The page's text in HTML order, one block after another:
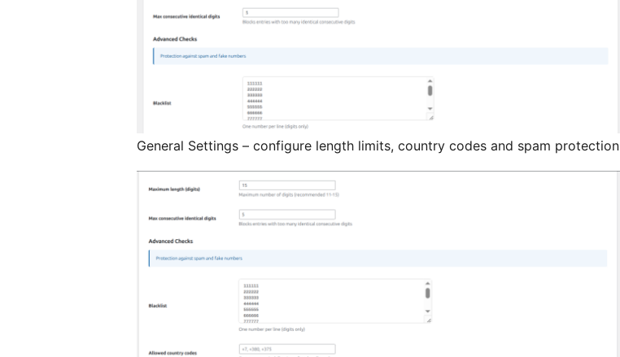
General Settings – configure length limits, country codes and spam protection